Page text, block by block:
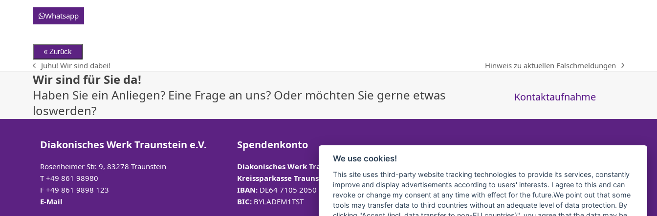
Whatsapp
vorheriger
Beitrag:
Juhu! Wir sind dabei!
Nächster
Hinweis zu aktuellen Falschmeldungen
Wir sind für Sie da!
Haben Sie ein Anliegen? Eine Frage an uns? Oder möchten Sie gerne etwas
loswerden?
Kontaktaufnahme
Diakonisches Werk Traunstein e.V.
Rosenheimer Str. 9, 83278 Traunstein
T+49 861 98980
F +49 861 9898 123
E-Mail
Spendenkonto
Diakonisches Werk Traunstein e.V.
Kreissparkasse Traunstein- Trostberg
IBAN: DE64 7105 2050 0040 7535 92
BIC: BYLADEM1TST
We use cookies!
This site uses third-party website tracking technologies to provide its services, constantly
improve and display advertisements according to users' interests. I agree to this and can
revoke or change my consent at any time with effect for the future.We point out that some
tools may transfer data to third countries without an adequate level of data protection. By